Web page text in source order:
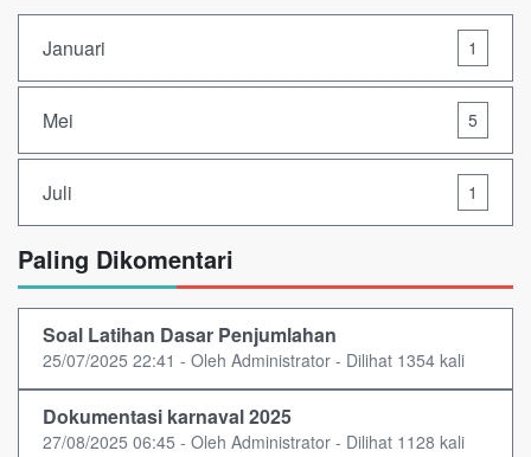
Januari 1
Mei 5
Juli 1
Paling Dikomentari
Soal Latihan Dasar Penjumlahan
25/07/2025 22:41 - Oleh Administrator - Dilihat 1354 kali
Dokumentasi karnaval 2025
27/08/2025 06:45 - Oleh Administrator - Dilihat 1128 kali